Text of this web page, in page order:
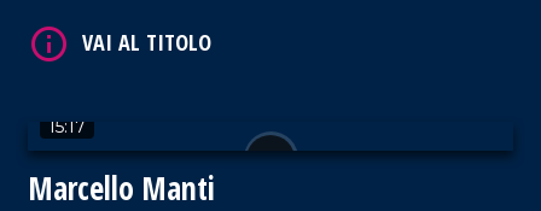
15:17
Marcello Manti
VAI AL TITOLO